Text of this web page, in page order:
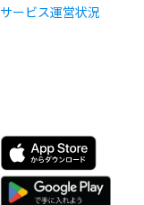
サービス運営状況